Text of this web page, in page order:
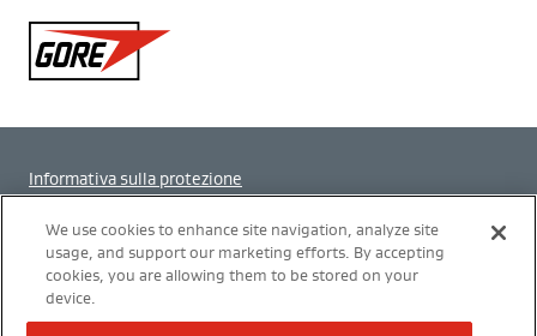
Gore
Informativa sulla protezione
Impostazione dei cookie
Termini di utilizzo
Modern Slavery Act Transparency Statement
We use cookies to enhance site navigation, analyze site
usage, and support our marketing efforts. By accepting
cookies, you are allowing them to be stored on your
device.